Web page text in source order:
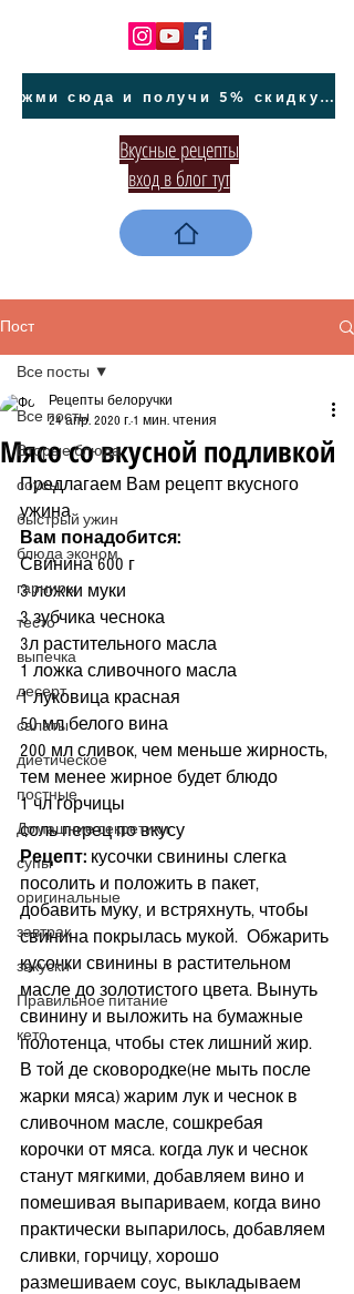
жми сюда и получи 5% скидку на покупку авто на Кипре и автообслуживание
Вкусные рецепты
вход в блог тут
Пост
Все посты
Вторые блюда
соусы
быстрый ужин
блюда эконом
гарниры
тесто
выпечка
десерт
салаты
диетическое
постные
Домашние секретики
супы
оригинальные
завтрак
закуски
Правильное питание
кето
Все посты
Мясо со вкусной подливкой
Рецепты белоручки
24 апр. 2020 г. 1 мин. чтения
Предлагаем Вам рецепт вкусного
ужина
Вам понадобится:
Свинина 600 г
3 ложки муки
3 зубчика чеснока
3л растительного масла
1 ложка сливочного масла
1 луковица красная
50 мл белого вина
200 мл сливок, чем меньше жирность,
тем менее жирное будет блюдо
1 чл горчицы
соль перец по вкусу
Рецепт: кусочки свинины слегка
посолить и положить в пакет,
добавить муку, и встряхнуть, чтобы
свинина покрылась мукой.  Обжарить
кусочки свинины в растительном
масле до золотистого цвета. Вынуть
свинину и выложить на бумажные
полотенца, чтобы стек лишний жир.
В той де сковородке(не мыть после
жарки мяса) жарим лук и чеснок в
сливочном масле, сошкребая
корочки от мяса. когда лук и чеснок
станут мягкими, добавляем вино и
помешивая выпариваем, когда вино
практически выпарилось, добавляем
сливки, горчицу, хорошо
размешиваем соус, выкладываем